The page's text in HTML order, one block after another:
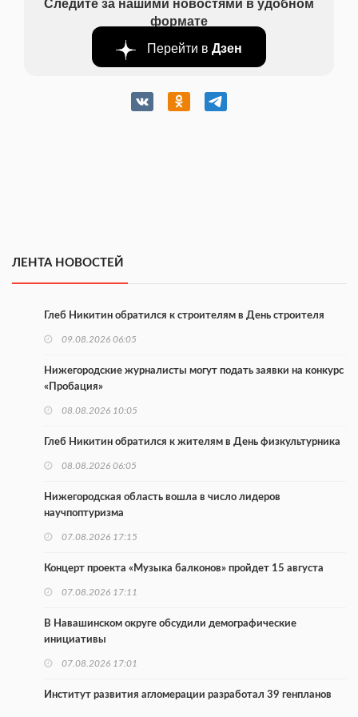
формате
Перейти в Дзен
ЛЕНТА НОВОСТЕЙ
Глеб Никитин обратился к строителям в День строителя
09.08.2026 06:05
Нижегородские журналисты могут подать заявки на конкурс
«Пробация»
08.08.2026 10:05
Глеб Никитин обратился к жителям в День физкультурника
08.08.2026 06:05
Нижегородская область вошла в число лидеров
научпоптуризма
07.08.2026 17:15
Концерт проекта «Музыка балконов» пройдет 15 августа
07.08.2026 17:11
В Навашинском округе обсудили демографические
инициативы
07.08.2026 17:01
Институт развития агломерации разработал 39 генпланов